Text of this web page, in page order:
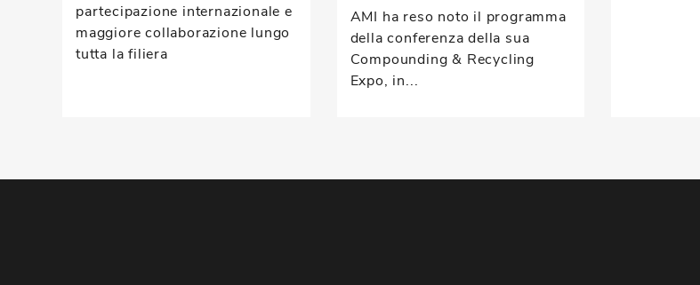
partecipazione internazionale e
maggiore collaborazione lungo
tutta la filiera
AMI ha reso noto il programma
della conferenza della sua
Compounding & Recycling
Expo, in...